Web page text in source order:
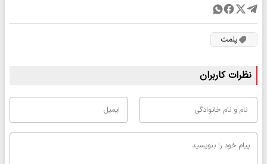
پلمث
نظرات کاربران